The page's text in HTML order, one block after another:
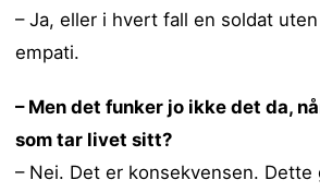
– Ja, eller i hvert fall en soldat
empati.
– Men det funker jo ikke det da,
som tar livet sitt?
– Nei. Det er konsekvensen. Dette